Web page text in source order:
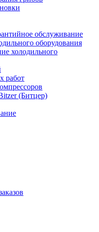
обслуживание
оборудования
холодильного
работ
(Битцер)